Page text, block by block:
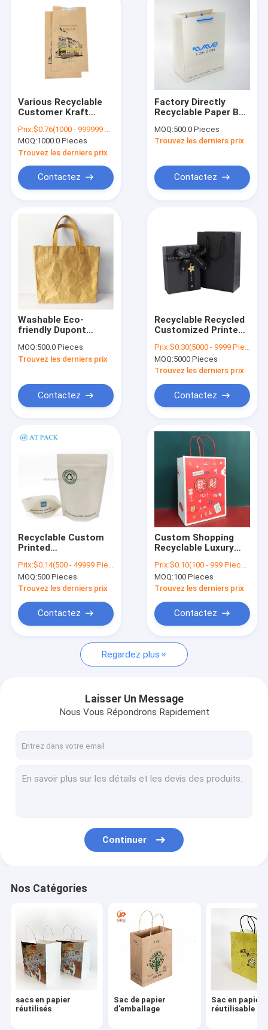
A propos de nous
Contact
Sac de papier d'emballage
Sac en papier réutilisable
Sac en papier biodégradable
Sacs en papier compostables
Sacs en papier scellés
Sacs en papier à poignée tordue
Various Recyclable
Customer Kraft
Custom Paper Food
Bag
Prix:$0.76(1000 - 999999 Pieces) $0.01(>=1000000 Pieces)
MOQ:1000.0 Pieces
Trouvez les derniers prix
Contactez
Factory Directly
Recyclable Paper Bag
Customize With
Handle Gift Paper
MOQ:500.0 Pieces
Trouvez les derniers prix
Contactez
Washable Eco-
friendly Dupont
Bag Daily Life Tote
Bag With Adjustable
MOQ:500.0 Pieces
Trouvez les derniers prix
Contactez
Recyclable Recycled
Customized Printed
Bag With Handle
Prix:$0.30(5000 - 9999 Pieces) $0.20(10000 - 49999 Pieces) $0.10(>=50000 Pieces)
MOQ:5000 Pieces
Trouvez les derniers prix
Contactez
Recyclable Custom
Printed
Grade Kraft Paper
Pla Child Proof Stand
Up Pouch Packaging
Prix:$0.14(500 - 49999 Pieces) $0.09(50000 - 99999 Pieces) $0.02(>=100000 Pieces)
MOQ:500 Pieces
Trouvez les derniers prix
Contactez
Custom Shopping
Recyclable Luxury
Bag Recyclable Eco
Friendly Paper Bag
With Logo Printed
Prix:$0.10(100 - 999 Pieces) $0.08(1000 - 99999 Pieces) $0.06(>=100000 Pieces)
MOQ:100 Pieces
Trouvez les derniers prix
Contactez
Regardez plus
Laisser Un Message
Nous Vous Répondrons Rapidement
Continuer
Nos Catégories
sacs en papier
réutilisés
Sac de papier
d'emballage
Sac en papier
réutilisable